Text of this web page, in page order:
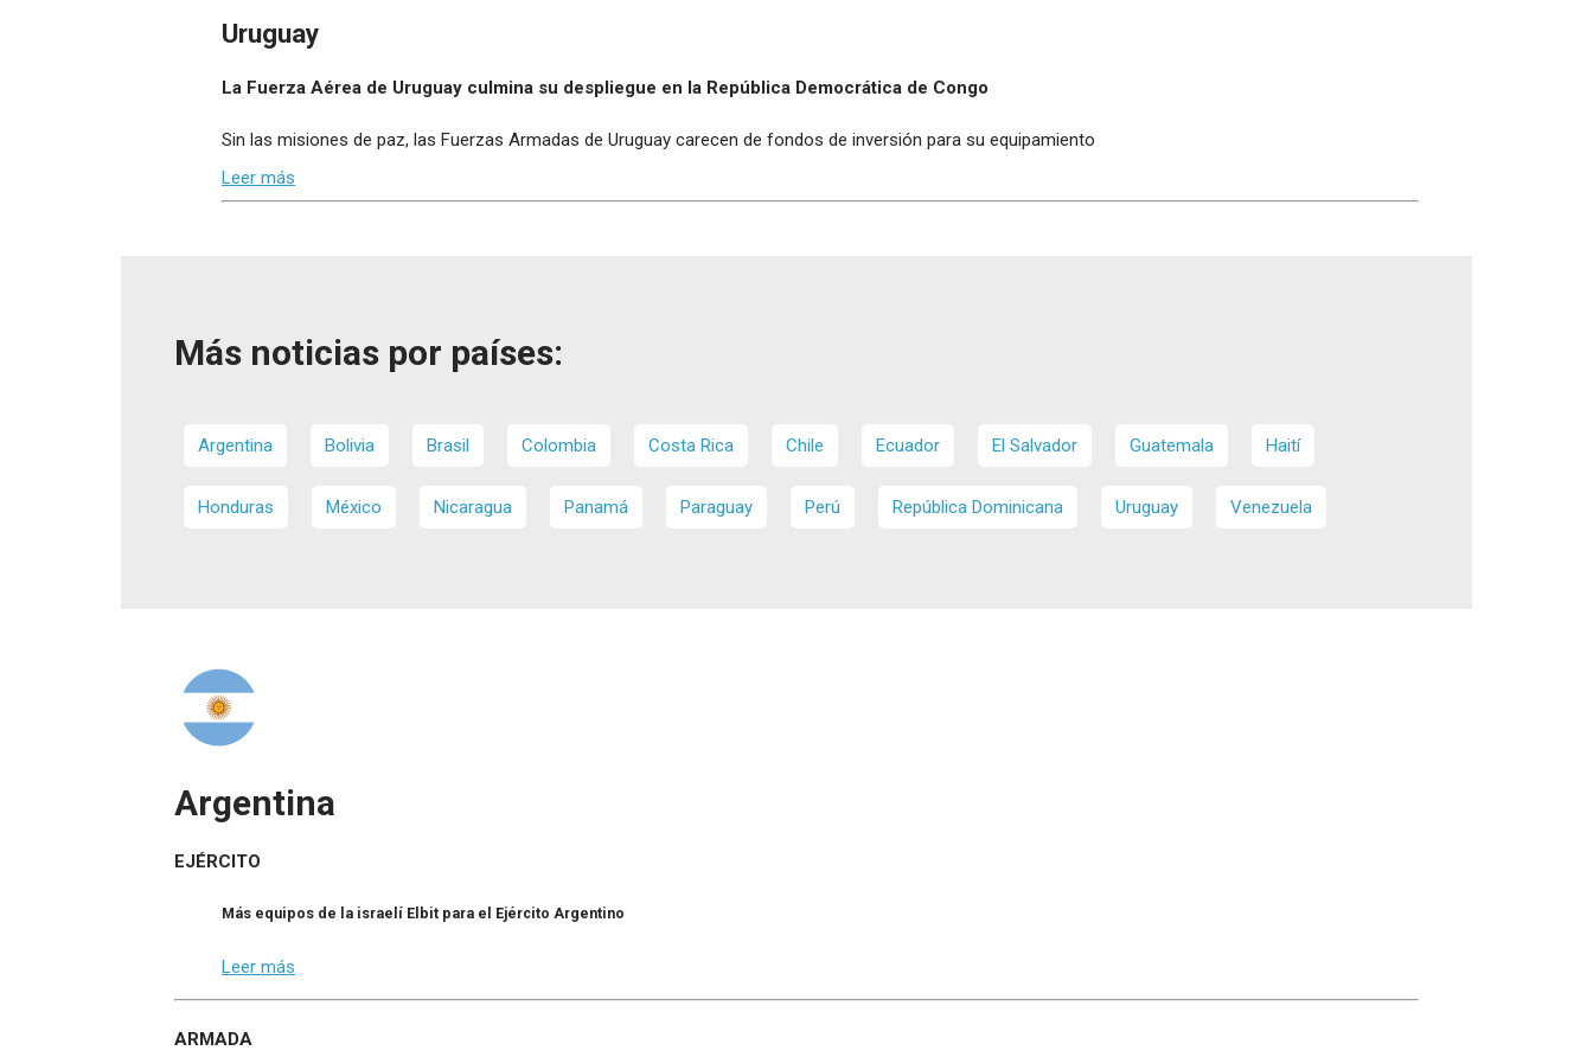
Uruguay
La Fuerza Aérea de Uruguay culmina su despliegue en la República Democrática de Congo
Sin las misiones de paz, las Fuerzas Armadas de Uruguay carecen de fondos de inversión para su equipamiento
Leer más
Más noticias por países:
Argentina Bolivia Brasil Colombia Costa Rica Chile Ecuador El Salvador Guatemala Haití
Honduras México Nicaragua Panamá Paraguay Perú República Dominicana Uruguay Venezuela
Argentina
EJÉRCITO
Más equipos de la israelí Elbit para el Ejército Argentino
Leer más
ARMADA